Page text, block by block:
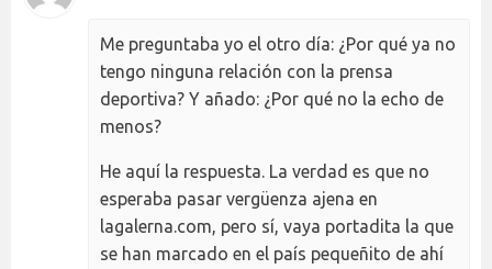
Me preguntaba yo el otro día: ¿Por qué ya no
tengo ninguna relación con la prensa
deportiva? Y añado: ¿Por qué no la echo de
menos?
He aquí la respuesta. La verdad es que no
esperaba pasar vergüenza ajena en
lagalerna.com, pero sí, vaya portadita la que
se han marcado en el país pequeñito de ahí